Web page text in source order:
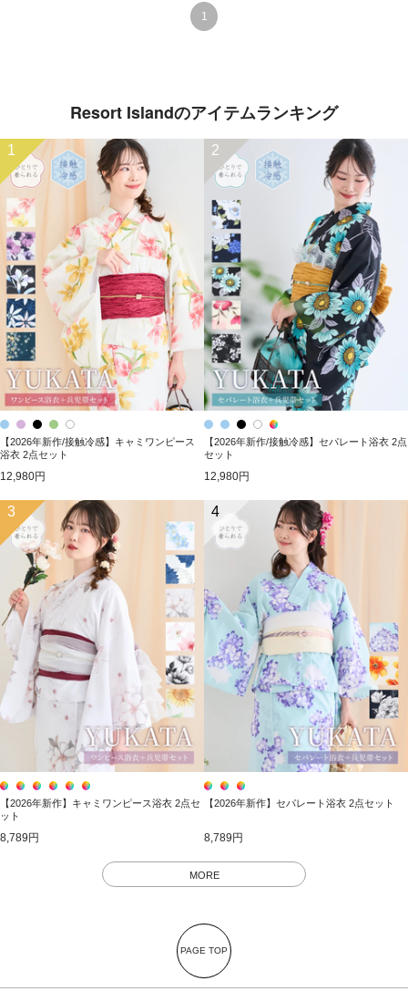
1
Resort Islandのアイテムランキング
1
【2026年新作/接触冷感】キャミワンピース
浴衣 2点セット
12,980円
2
【2026年新作/接触冷感】セパレート浴衣 2点
セット
12,980円
3
【2026年新作】キャミワンピース浴衣 2点セ
ット
8,789円
4
【2026年新作】セパレート浴衣 2点セット
8,789円
MORE
PAGE TOP